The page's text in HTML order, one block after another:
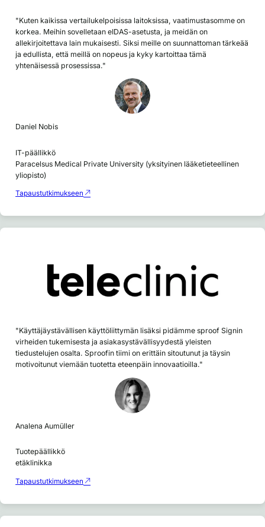
"Kuten kaikissa vertailukelpoisissa laitoksissa, vaatimustasomme on
korkea. Meihin sovelletaan eIDAS-asetusta, ja meidän on
allekirjoitettava lain mukaisesti. Siksi meille on suunnattoman tärkeää
ja edullista, että meillä on nopeus ja kyky kartoittaa tämä
yhtenäisessä prosessissa."
Daniel Nobis
IT-päällikkö
Paracelsus Medical Private University (yksityinen lääketieteellinen
yliopisto)
Tapaustutkimukseen
"Käyttäjäystävällisen käyttöliittymän lisäksi pidämme sproof Signin
virheiden tukemisesta ja asiakasystävällisyydestä yleisten
tiedustelujen osalta. Sproofin tiimi on erittäin sitoutunut ja täysin
motivoitunut viemään tuotetta eteenpäin innovaatioilla."
Analena Aumüller
Tuotepäällikkö
etäklinikka
Tapaustutkimukseen